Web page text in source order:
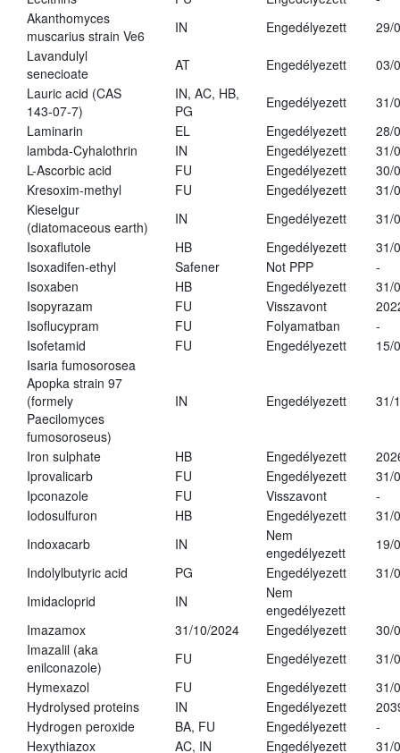
Akanthomyces
muscarius strain Ve6
IN Engedélyezett
29/
Lavandulyl
senecioate
AT Engedélyezett
03/
Lauric acid (CAS
143-07-7)
IN, AC, HB,
PG
Engedélyezett
31/
Laminarin
EL Engedélyezett
28/
lambda-Cyhalothrin
IN Engedélyezett
31/
L-Ascorbic acid
FU Engedélyezett
30/
Kresoxim-methyl
FU Engedélyezett
31/
Kieselgur
(diatomaceous earth)
IN Engedélyezett
31/
Isoxaflutole
HB Engedélyezett
31/
Isoxadifen-ethyl
Safener Not PPP
-
Isoxaben
HB Engedélyezett
31/
Isopyrazam
FU Visszavont
Isoflucypram
FU Folyamatban
-
Isofetamid
FU Engedélyezett
15/
Isaria fumosorosea
Apopka strain 97
(formely
Paecilomyces
fumosoroseus)
IN Engedélyezett 31/
Iron sulphate HB Engedélyezett
Iprovalicarb
FU Engedélyezett
31/
Ipconazole
FU Visszavont
-
Iodosulfuron
HB Engedélyezett
31/
Indoxacarb
IN
Nem
engedélyezett
19/
Indolylbutyric acid
PG Engedélyezett
31/
Imidacloprid
IN
Nem
engedélyezett
Imazamox
31/10/2024 Engedélyezett
30/
Imazalil (aka
enilconazole)
FU Engedélyezett
31/
Hymexazol
FU Engedélyezett
31/
Hydrolysed proteins
IN Engedélyezett
Hydrogen peroxide
BA, FU Engedélyezett
-
Hexythiazox
AC, IN Engedélyezett
31/